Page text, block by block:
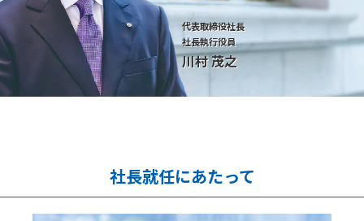
代表取締役社長
社長執行役員
川村 茂之
社長就任にあたって